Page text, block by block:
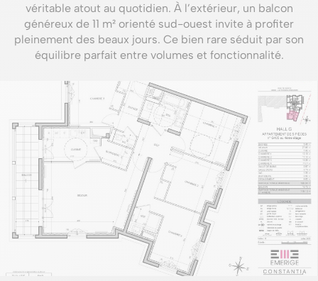
véritable atout au quotidien. À l’extérieur, un balcon
généreux de 11 m² orienté sud-ouest invite à profiter
pleinement des beaux jours. Ce bien rare séduit par son
équilibre parfait entre volumes et fonctionnalité.